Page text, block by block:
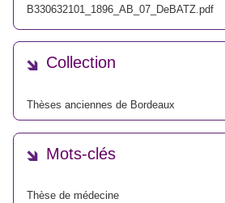
B330632101_1896_AB_07_DeBATZ.pdf
Collection
Thèses anciennes de Bordeaux
Mots-clés
Thèse de médecine